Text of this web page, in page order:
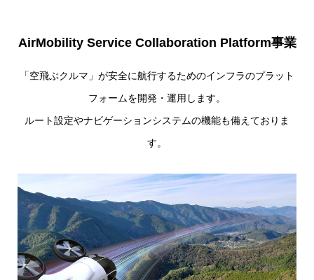
AirMobility Service Collaboration Platform事業
「空飛ぶクルマ」が安全に航行するためのインフラのプラット
フォームを開発・運用します。
ルート設定やナビゲーションシステムの機能も備えておりま
す。